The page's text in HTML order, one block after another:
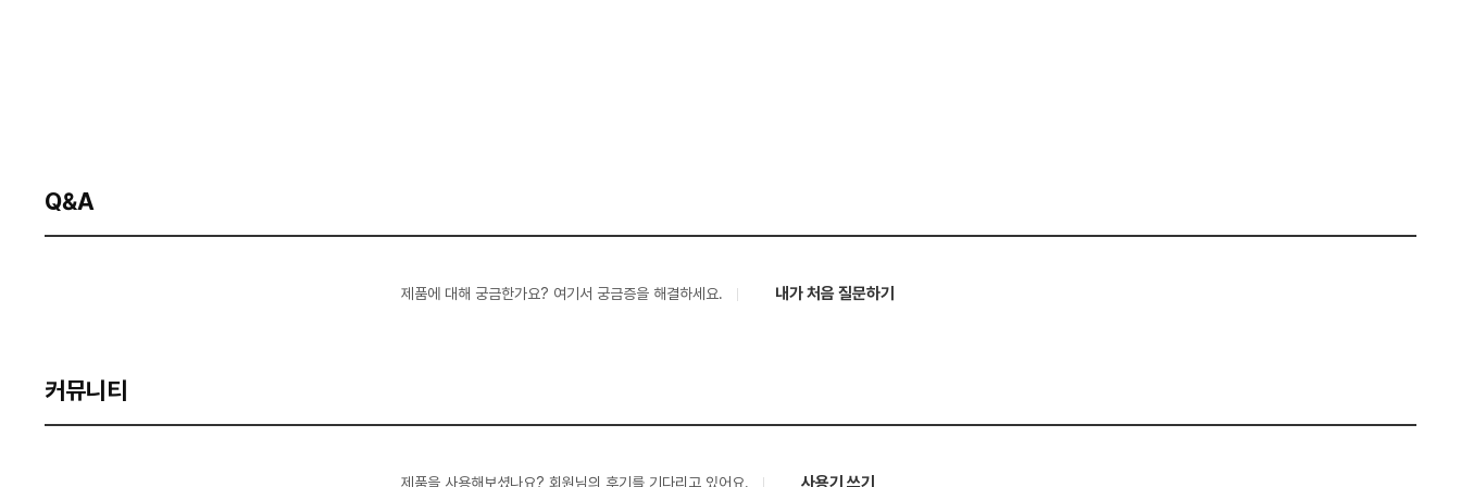
Q&A
제품에 대해 궁금한가요? 여기서 궁금증을 해결하세요. 내가 처음 질문하기
커뮤니티
제품을 사용해보셨나요? 회원님의 후기를 기다리고 있어요. 사용기 쓰기